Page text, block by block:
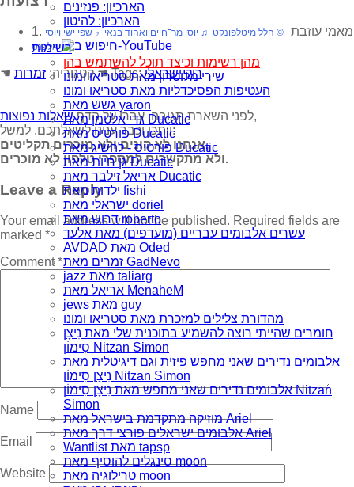
הארכיון: פנזינים
הארכיון: להיטון
רשימות
מהן רשימות וכיצד תוכל להשתמש בהן
שירי מלוטרון מאת סטריאו ומונו
העטיפות הפסיכדליות מאת סטריאו ומונו
גשש מאת yaron
גדי אלטמן מאת Ducatic
פורטיס מאת Ducatic
פורטיס - להשיג מאת Ducatic
גן חיות מאת Ducatic
אריאל זילבר מאת Ducatic
ילדות מאת fishi
ישראלי מאת doriel
דרוש מאת roberto
עשרים אלבומים עבריים (מועדפים) מאת אלעד
AVDAD מאת Oded
זמרים מאת GadNevo
jazz מאת taliarg
אריאל מאת MenaheM
jews מאת guy
מהדורת צלילים למזכרת מאת סטריאו ומונו
חומרים שהייתי רוצה להשמיע בתוכנית שלי מאת נִיצָן
סִימוֹן Nitzan Simon
אלבומים נדירים שאני מחפש פיזית וגם דיגיטלית מאת
נִיצָן סִימוֹן Nitzan Simon
אלבומים נדירים שאני מחפש מאת נִיצָן סִימוֹן Nitzan
Simon
מוזיקה מתקדמת בישראל מאת Ariel
אלבומים ישראלים פורצי דרך מאת Ariel
Wantlist מאת tapsp
סינגלים להוסיף מאת moon
טרילוגיה מאת moon
1. מאמי עוזבת © הלל מיטלפונקט ♫ יוסי מר־חיים ואהוד בנאי ♭ שפי ישי ויוסי
אלפנט
☚ קטגוריה: זמרות ☚ Tags:רוק ישראלי
לפני השארת תגובה, עברו על הדףשאלות נפוצות
,
ייתכן וכבר ענינו לשאלתכם. למשל:
אנחנו לא קונים ולא מוכרים תקליטים,
ולא מתקשרים למספרי טלפון לא מוכרים.
Leave a Reply
Your email address will not be published. Required fields are
marked *
Comment*
Name
Email
Website